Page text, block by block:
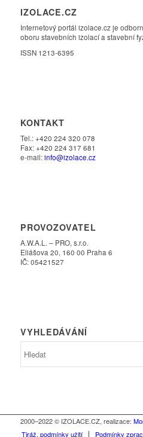
IZOLACE.CZ
Internetový portál izolace.cz je
oboru stavebních izolací a stavební
ISSN 1213-6395
KONTAKT
Tel.: +420 224 320 078
Fax: +420 224 317 681
e-mail:info@izolace.cz
PROVOZOVATEL
A.W.A.L. – PRO, s.r.o.
Eliášova 20, 160 00 Praha 6
IČ: 05421527
VYHLEDÁVÁNÍ
2000–2022 © IZOLACE.CZ, realizace:
Tiráž, podmínky užití
Podmínky